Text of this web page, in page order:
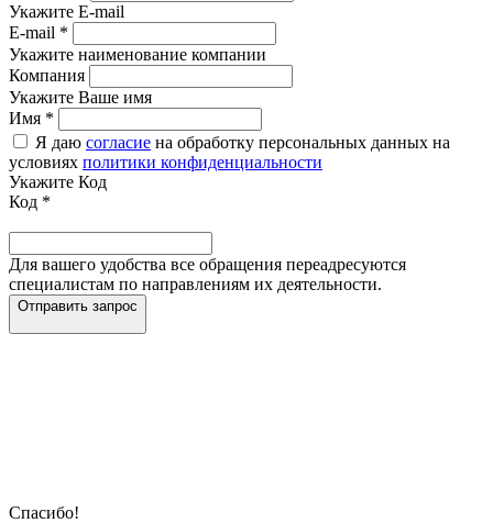
Укажите E-mail
E-mail *
Укажите наименование компании
Компания
Укажите Ваше имя
Имя *
Я даю согласие на обработку персональных данных на
условиях политики конфиденциальности
Укажите Код
Код *
Для вашего удобства все обращения переадресуются
специалистам по направлениям их деятельности.
Отправить запрос
Спасибо!